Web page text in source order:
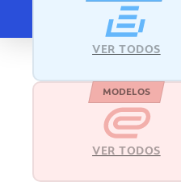
VER TODOS
MODELOS
VER TODOS